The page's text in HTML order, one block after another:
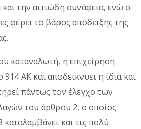
και την αιτιώδη συνάφεια, ενώ ο
φέρει το βάρος απόδειξης της
καταναλωτή, η επιχείρηση
ΑΚ και αποδεικνύει η ίδια και
πάντως τον έλεγχο των
του άρθρου 2, ο οποίος
και τις πολύ